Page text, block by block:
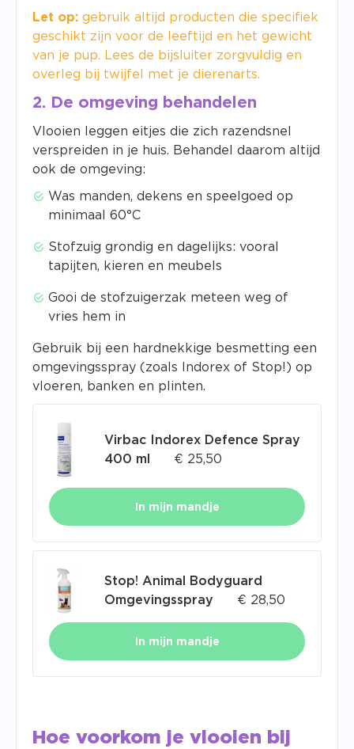
Let op: gebruik altijd producten die specifiek
geschikt zijn voor de leeftijd en het gewicht
van je pup. Lees de bijsluiter zorgvuldig en
overleg bij twijfel met je dierenarts.
2. De omgeving behandelen
Vlooien leggen eitjes die zich razendsnel
verspreiden in je huis. Behandel daarom altijd
ook de omgeving:
Was manden, dekens en speelgoed op
minimaal 60°C
Stofzuig grondig en dagelijks: vooral
tapijten, kieren en meubels
Gooi de stofzuigerzak meteen weg of
vries hem in
Gebruik bij een hardnekkige besmetting een
omgevingsspray (zoals Indorex of Stop!) op
vloeren, banken en plinten.
Virbac Indorex Defence Spray
400 ml
€ 25,50
In mijn mandje
Stop! Animal Bodyguard
Omgevingsspray
€ 28,50
In mijn mandje
Hoe voorkom je vlooien bij